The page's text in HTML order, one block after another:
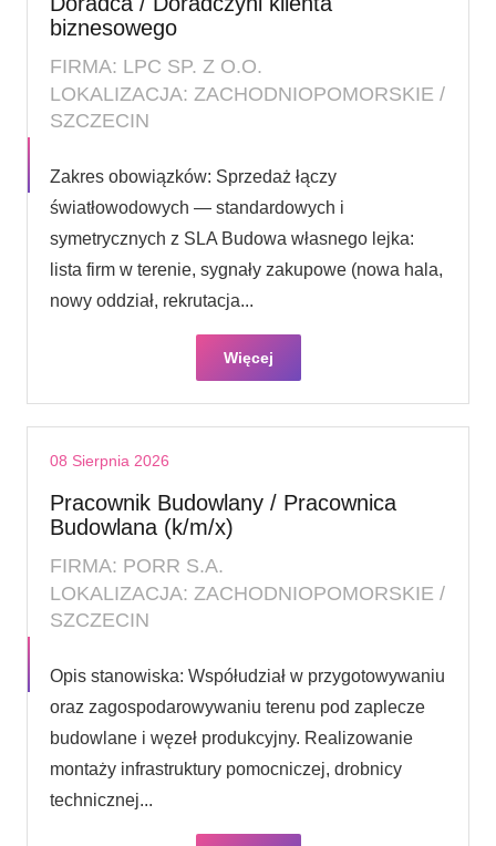
biznesowego
FIRMA: LPC SP. Z O.O.
LOKALIZACJA: ZACHODNIOPOMORSKIE /
SZCZECIN
Zakres obowiązków: Sprzedaż łączy
światłowodowych — standardowych i
symetrycznych z SLA Budowa własnego lejka:
lista firm w terenie, sygnały zakupowe (nowa hala,
nowy oddział, rekrutacja...
Więcej
08 Sierpnia 2026
Pracownik Budowlany / Pracownica
Budowlana (k/m/x)
FIRMA: PORR S.A.
LOKALIZACJA: ZACHODNIOPOMORSKIE /
SZCZECIN
Opis stanowiska: Współudział w przygotowywaniu
oraz zagospodarowywaniu terenu pod zaplecze
budowlane i węzeł produkcyjny. Realizowanie
montaży infrastruktury pomocniczej, drobnicy
technicznej...